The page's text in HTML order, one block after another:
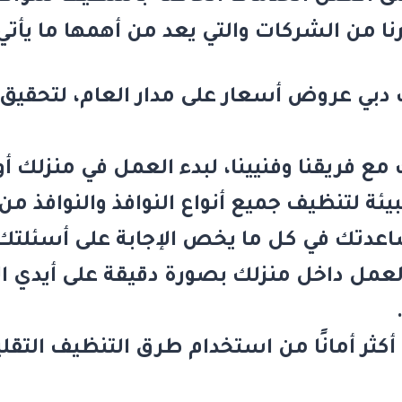
من الشركات والتي يعد من أهمها ما
دبي
فريقنا وفنيينا، لبدء العمل في
لتنظيف جميع أنواع النوافذ والنوافذ من
في كل ما يخص الإجابة على أسئلتك
داخل منزلك بصورة دقيقة على أيدي
.
أمانًا من استخدام طرق التنظيف